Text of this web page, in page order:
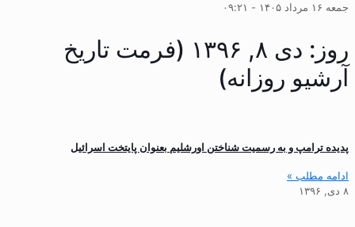
جمعه ۱۶ مرداد ۱۴۰۵ - ۰۹:۲۱
روز: دی ۸, ۱۳۹۶ (فرمت تاریخ
آرشیو روزانه)
پدیده ترامپ و به رسمیت شناختن اورشلیم بعنوان پایتخت اسرائیل
ادامه مطلب »
۸ دی, ۱۳۹۶